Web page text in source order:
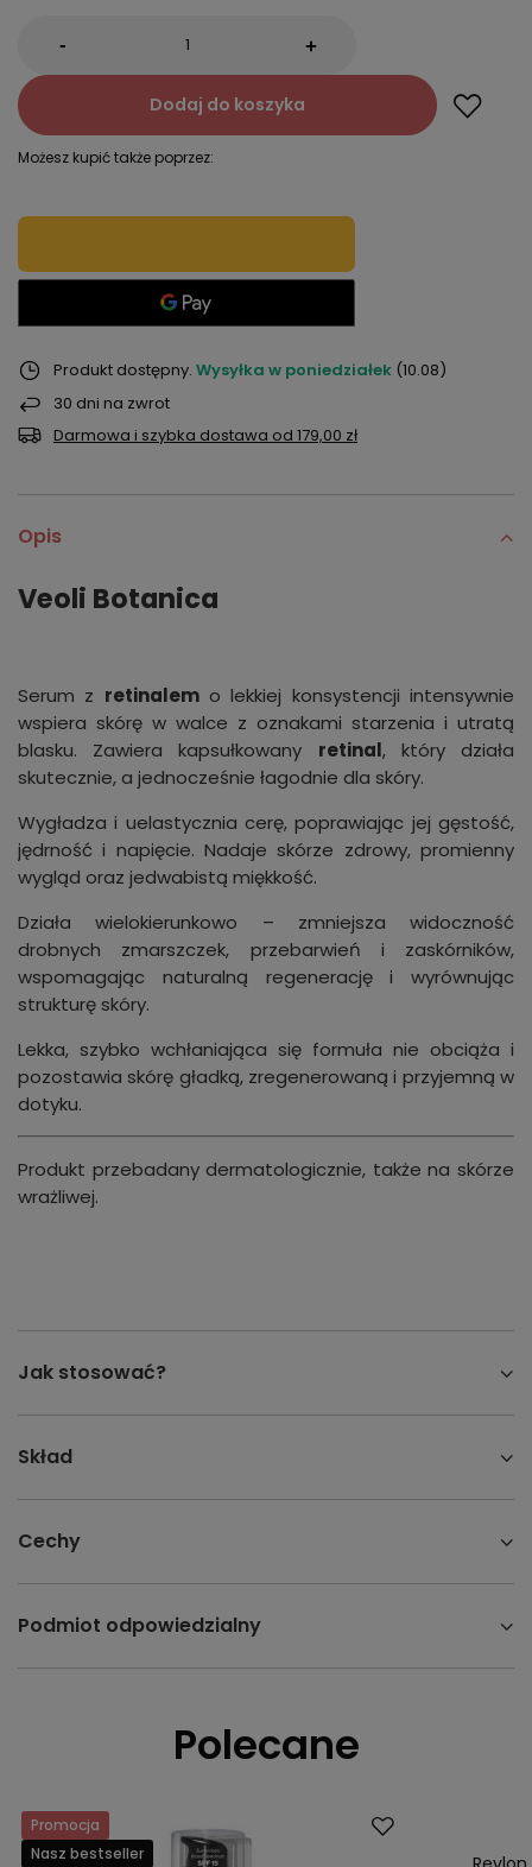
- +
Dodaj do koszyka
Możesz kupić także poprzez:
Produkt dostępny Wysyłka w poniedziałek (10.08)
30 dni na zwrot
Darmowa i szybka dostawa od 179,00 zł
Opis
Veoli Botanica
Serum z retinalemo lekkiej konsystencji intensywnie
wspiera skórę w walce z oznakami starzenia i utratą
blasku. Zawiera kapsułkowany retinal, który działa
skutecznie, a jednocześnie łagodnie dla skóry.
Wygładza i uelastycznia cerę, poprawiając jej gęstość,
jędrność i napięcie. Nadaje skórze zdrowy, promienny
wygląd oraz jedwabistą miękkość.
Działa wielokierunkowo – zmniejsza widoczność
drobnych zmarszczek, przebarwień i zaskórników,
wspomagając naturalną regenerację i wyrównując
strukturę skóry.
Lekka, szybko wchłaniająca się formuła nie obciąża i
pozostawia skórę gładką, zregenerowaną i przyjemną w
dotyku.
Produkt przebadany dermatologicznie, także na skórze
wrażliwej.
Jak stosować?
Skład
Cechy
Podmiot odpowiedzialny
Polecane
Promocja
Nasz bestseller
Nasz